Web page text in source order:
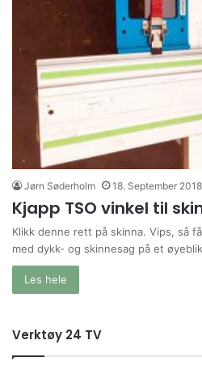
Jørn Søderholm 18. September 2018
Kjapp TSO vinkel til
Klikk denne rett på skinna. Vips, så
med dykk- og skinnesag på et
Les hele
Verktøy 24 TV